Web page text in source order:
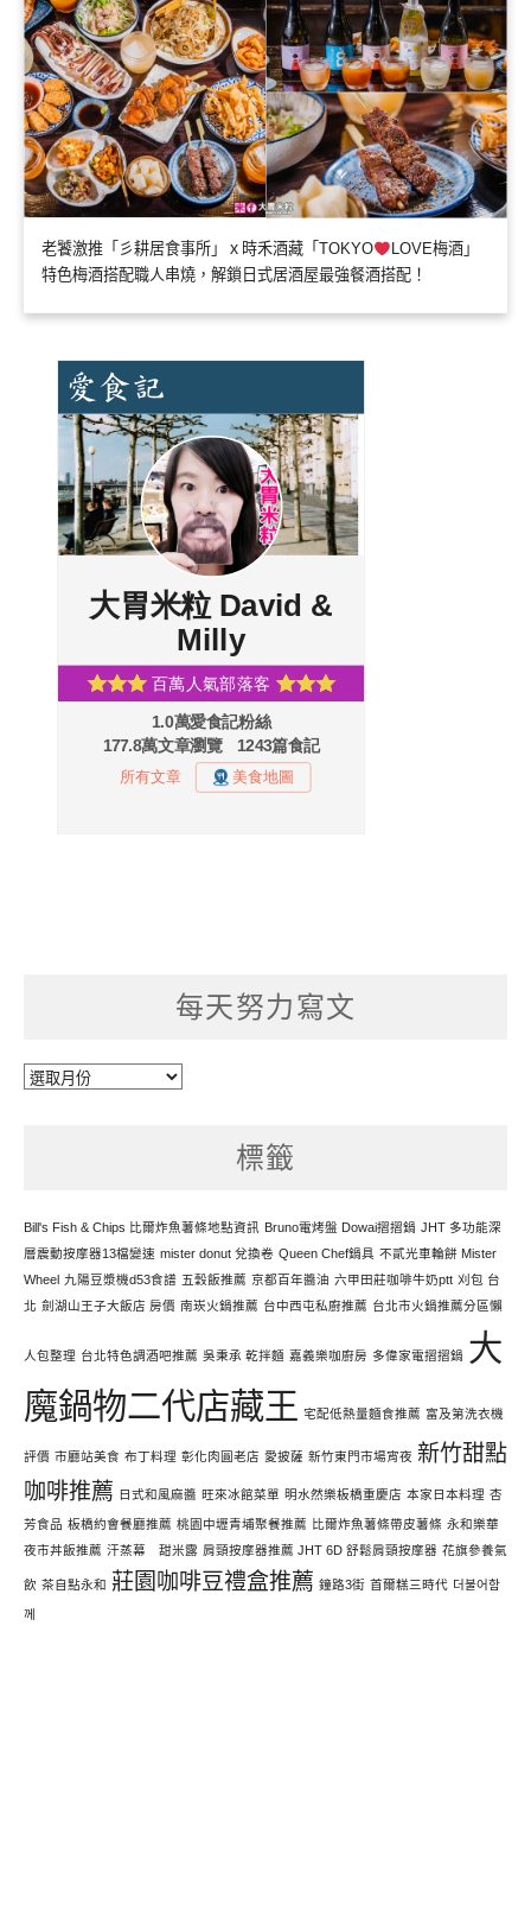
老饕激推「彡耕居食事所」ｘ時禾酒藏「TOKYO
LOVE梅酒」
特色梅酒搭配職人串燒，解鎖日式居酒屋最強餐酒搭配！
每天努力寫文
每
標籤
Bill's Fish & Chips 比爾炸魚薯條地點資訊 Bruno電烤盤 Dowai摺摺鍋 JHT 多功能深
層震動按摩器13檔變速 mister donut 兌換卷 Queen Chef鍋具 不貳光車輪餅 Mister
Wheel 九陽豆漿機d53食譜 五穀飯推薦 京都百年醬油 六甲田莊咖啡牛奶ptt 刈包 台
北 劍湖山王子大飯店 房價 南崁火鍋推薦 台中西屯私廚推薦 台北市火鍋推薦分區懶
人包整理 台北特色調酒吧推薦 吳秉承 乾拌麵 嘉義樂咖廚房 多偉家電摺摺鍋 大
魔鍋物二代店藏王 宅配低熱量麵食推薦 富及第洗衣機
評價 市廳站美食 布丁料理 彰化肉圓老店 愛披薩 新竹東門市場宵夜 新竹甜點
咖啡推薦 日式和風麻醬 旺來冰館菜單 明水然樂板橋重慶店 本家日本料理 杏
芳食品 板橋約會餐廳推薦 桃園中壢青埔聚餐推薦 比爾炸魚薯條帶皮薯條 永和樂華
夜市丼飯推薦 汗蒸幕 甜米露 肩頸按摩器推薦 JHT 6D 舒鬆肩頸按摩器 花旗參養氣
飲 茶自點永和 莊園咖啡豆禮盒推薦 鐘路3街 首爾糕三時代 더불어함
께